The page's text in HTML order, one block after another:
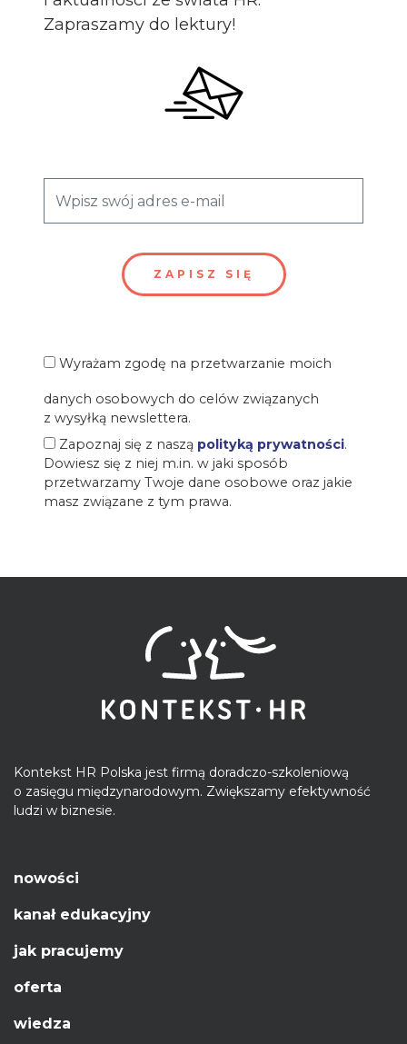
Zapraszamy do lektury!
Wyrażam zgodę na przetwarzanie moich
danych osobowych do celów związanych
z wysyłką newslettera.
Zapoznaj się z naszą polityką prywatności.
Dowiesz się z niej m.in. w jaki sposób
przetwarzamy Twoje dane osobowe oraz jakie
masz związane z tym prawa.
Kontekst HR Polska jest firmą doradczo-szkoleniową
o zasięgu międzynarodowym. Zwiększamy efektywność
ludzi w biznesie.
nowości
kanał edukacyjny
jak pracujemy
oferta
wiedza